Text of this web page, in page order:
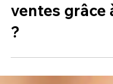
Comment
ventes grâce
?